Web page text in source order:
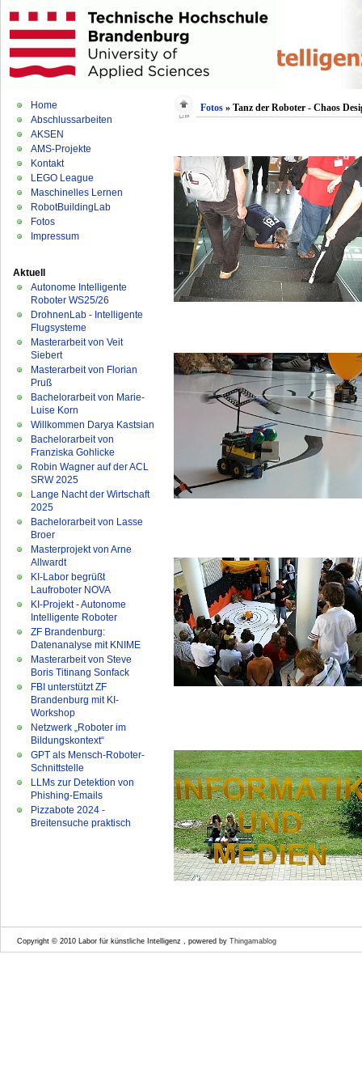
Home
Abschlussarbeiten
AKSEN
AMS-Projekte
Kontakt
LEGO League
Maschinelles Lernen
RobotBuildingLab
Fotos
Impressum
Aktuell
Autonome Intelligente
Roboter WS25/26
DrohnenLab - Intelligente
Flugsysteme
Masterarbeit von Veit
Siebert
Masterarbeit von Florian
Pruß
Bachelorarbeit von Marie-
Luise Korn
Willkommen Darya Kastsian
Bachelorarbeit von
Franziska Gohlicke
Robin Wagner auf der ACL
SRW 2025
Lange Nacht der Wirtschaft
2025
Bachelorarbeit von Lasse
Broer
Masterprojekt von Arne
Allwardt
KI-Labor begrüßt
Laufroboter NOVA
KI-Projekt - Autonome
Intelligente Roboter
ZF Brandenburg:
Datenanalyse mit KNIME
Masterarbeit von Steve
Boris Titinang Sonfack
FBI unterstützt ZF
Brandenburg mit KI-
Workshop
Netzwerk „Roboter im
Bildungskontext“
GPT als Mensch-Roboter-
Schnittstelle
LLMs zur Detektion von
Phishing-Emails
Pizzabote 2024 -
Breitensuche praktisch
Fotos» Tanz der Roboter - Chaos
Copyright © 2010 Labor für künstliche Intelligenz , powered by Thingamablog